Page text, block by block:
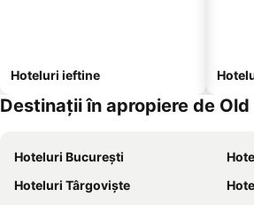
Hoteluri ieftine
Destinații în apropiere de
Hoteluri București
Hoteluri Târgoviște